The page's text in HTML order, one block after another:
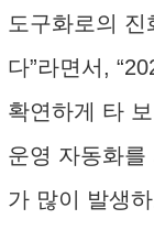
도구화로의
다”라면서,
확연하게 타
운영 자동화를
가 많이 발생